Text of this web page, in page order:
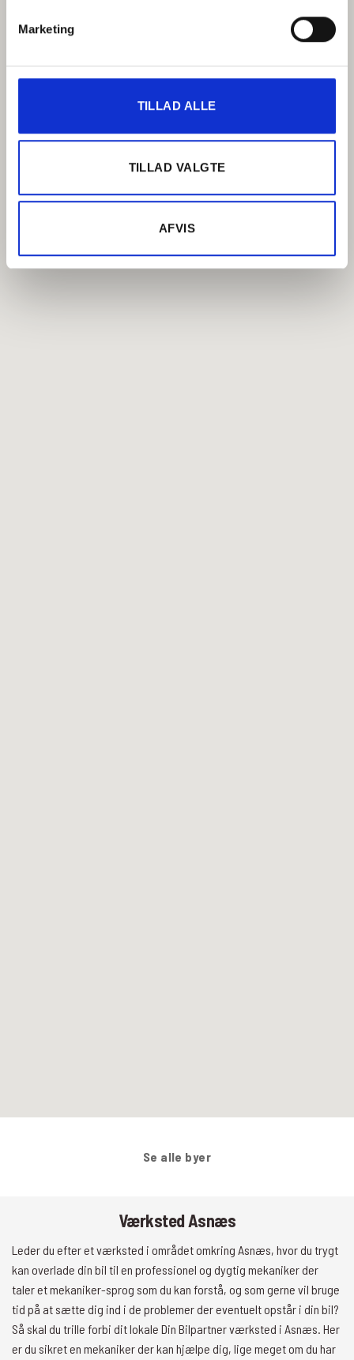
Marketing
TILLAD ALLE
TILLAD VALGTE
AFVIS
Se alle byer
Værksted Asnæs
Leder du efter et værksted i området omkring Asnæs, hvor du trygt
kan overlade din bil til en professionel og dygtig mekaniker der
taler et mekaniker-sprog som du kan forstå, og som gerne vil bruge
tid på at sætte dig ind i de problemer der eventuelt opstår i din bil?
Så skal du trille forbi dit lokale Din Bilpartner værksted i Asnæs. Her
er du sikret en mekaniker der kan hjælpe dig, lige meget om du har